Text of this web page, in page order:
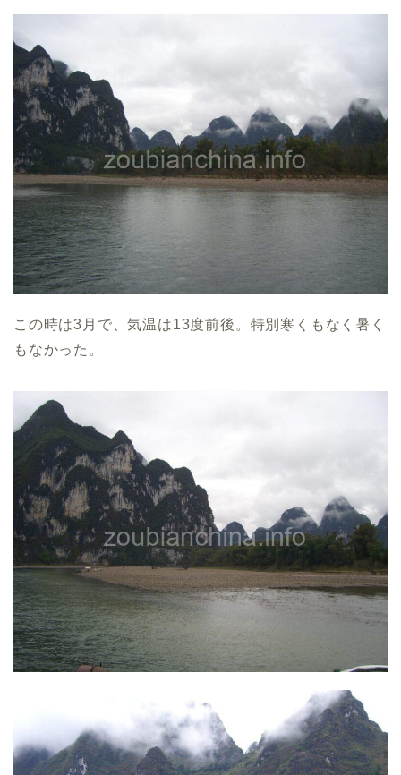
この時は3月で、気温は13度前後。特別寒くもなく暑く
もなかった。